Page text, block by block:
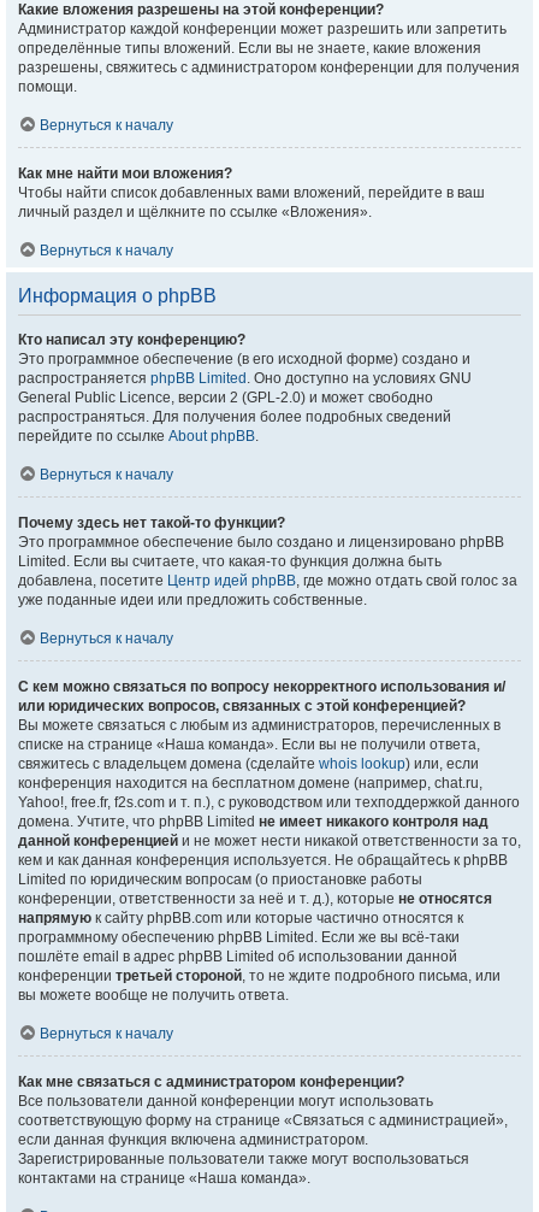
Какие вложения разрешены на этой конференции?
Администратор каждой конференции может разрешить или запретить
определённые типы вложений. Если вы не знаете, какие вложения
разрешены, свяжитесь с администратором конференции для получения
помощи.
Вернуться к началу
Как мне найти мои вложения?
Чтобы найти список добавленных вами вложений, перейдите в ваш
личный раздел и щёлкните по ссылке «Вложения».
Вернуться к началу
Информация о phpBB
Кто написал эту конференцию?
Это программное обеспечение (в его исходной форме) создано и
распространяется phpBB Limited . Оно доступно на условиях GNU
General Public Licence, версии 2 (GPL-2.0) и может свободно
распространяться. Для получения более подробных сведений
перейдите по ссылке About phpBB.
Вернуться к началу
Почему здесь нет такой-то функции?
Это программное обеспечение было создано и лицензировано phpBB
Limited. Если вы считаете, что какая-то функция должна быть
добавлена, посетите Центр идей phpBB, где можно отдать свой голос за
уже поданные идеи или предложить собственные.
Вернуться к началу
С кем можно связаться по вопросу некорректного использования и/
или юридических вопросов, связанных с этой конференцией?
Вы можете связаться с любым из администраторов, перечисленных в
списке на странице «Наша команда». Если вы не получили ответа,
свяжитесь с владельцем домена (сделайте whois lookup) или, если
конференция находится на бесплатном домене (например, chat.ru,
Yahoo!, free.fr, f2s.com и т. п.), с руководством или техподдержкой данного
домена. Учтите, что phpBB Limited не имеет никакого контроля над
данной конференцией и не может нести никакой ответственности за то,
кем и как данная конференция используется. Не обращайтесь к phpBB
Limited по юридическим вопросам (о приостановке работы
конференции, ответственности за неё и т. д.), которые не относятся
напрямую к сайту phpBB.com или которые частично относятся к
программному обеспечению phpBB Limited. Если же вы всё-таки
пошлёте email в адрес phpBB Limited об использовании данной
конференции третьей стороной, то не ждите подробного письма, или
вы можете вообще не получить ответа.
Вернуться к началу
Как мне связаться с администратором конференции?
Все пользователи данной конференции могут использовать
соответствующую форму на странице «Связаться с администрацией»,
если данная функция включена администратором.
Зарегистрированные пользователи также могут воспользоваться
контактами на странице «Наша команда».